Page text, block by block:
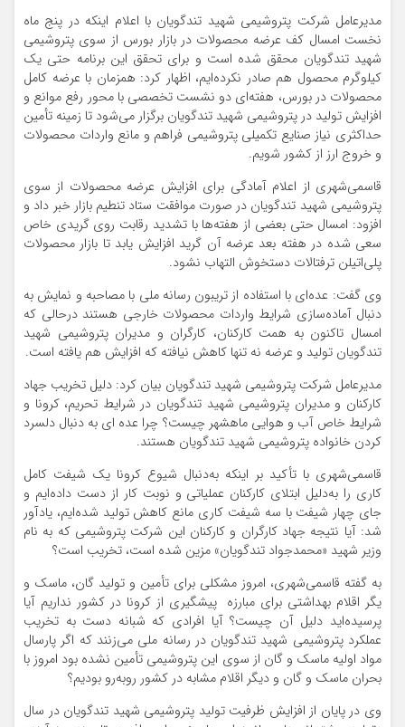
مدیرعامل شرکت پتروشیمی شهید تندگویان با اعلام اینکه در پنج ماه
نخست امسال کف عرضه محصولات در بازار بورس از سوی پتروشیمی
شهید تندگویان محقق شده است و برای تحقق این برنامه حتی یک
کیلوگرم محصول هم صادر نکرده‌ایم، اظهار کرد: همزمان با عرضه کامل
محصولات در بورس، هفته‌ای دو نشست تخصصی با محور رفع موانع و
افزایش تولید در پتروشیمی شهید تندگویان برگزار می‌شود تا زمینه تأمین
حداکثری نیاز صنایع تکمیلی پتروشیمی فراهم و مانع واردات محصولات
و خروج ارز از کشور شویم.
قاسمی‌شهری از اعلام آمادگی برای افزایش عرضه محصولات از سوی
پتروشیمی شهید تندگویان در صورت موافقت ستاد تنطیم بازار خبر داد و
افزود: امسال حتی بعضی از هفته‌ها با تشدید رقابت روی گریدی خاص
سعی شده در هفته بعد عرضه آن گرید افزایش یابد تا بازار محصولات
پلی‌اتیلن ترفتالات دستخوش التهاب نشود.
وی گفت: عده‌ای با استفاده از تریبون رسانه ملی با مصاحبه و نمایش به
دنبال آماده‌سازی شرایط واردات محصولات خارجی هستند درحالی که
امسال تاکنون به همت کارکنان، کارگران و مدیران پتروشیمی شهید
تندگویان تولید و عرضه نه تنها کاهش نیافته که افزایش هم یافته است.
مدیرعامل شرکت پتروشیمی شهید تندگویان بیان کرد: دلیل تخریب جهاد
کارکنان و مدیران پتروشیمی شهید تندگویان در شرایط تحریم، کرونا و
شرایط خاص آب و هوایی ماهشهر چیست؟ چرا عده ای به دنبال دلسرد
کردن خانواده پتروشیمی شهید تندگویان هستند.
قاسمی‌شهری با تأکید بر اینکه به‌دنبال شیوع کرونا یک شیفت کامل
کاری را به‌دلیل ابتلای کارکنان عملیاتی و نوبت کار از دست داده‌ایم و
جای چهار شیفت با سه شیفت کاری مانع کاهش تولید شده‌ایم، یادآور
شد: آیا نتیجه جهاد کارگران و کارکنان این شرکت پتروشیمی که به نام
وزیر شهید «محمدجواد تندگویان» مزین شده است، تخریب است؟
به گفته قاسمی‌شهری، امروز مشکلی برای تأمین و تولید گان، ماسک و
یگر اقلام بهداشتی برای مبارزه پیشگیری از کرونا در کشور نداریم آیا
پرسیده‌اید دلیل آن چیست؟ آیا افرادی که شبانه دست به تخریب
عملکرد پتروشیمی شهید تندگویان در رسانه ملی می‌زنند که اگر پارسال
مواد اولیه ماسک و گان از سوی این پتروشیمی تأمین نشده بود امروز با
بحران ماسک و گان و دیگر اقلام مشابه در کشور روبه‌رو بودیم؟
وی در پایان از افزایش ظرفیت تولید پتروشیمی شهید تندگویان در سال